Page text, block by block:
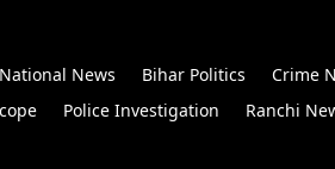
National News Bihar Politics
Crime
Police Investigation Ranchi